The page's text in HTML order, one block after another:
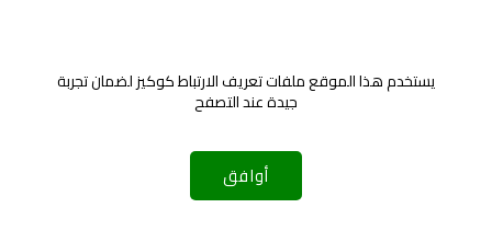
يستخدم هذا الموقع ملفات تعريف الارتباط كوكيز لضمان تجربة
جيدة عند التصفح
أوافق
© 2026 LCSS